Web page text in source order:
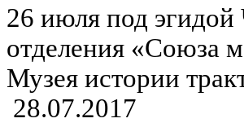
26 июля под эгидой
отделения «Союза
Музея истории
28.07.2017